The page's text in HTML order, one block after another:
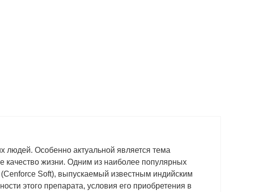
людей. Особенно актуальной является тема
качество жизни. Одним из наиболее популярных
Soft), выпускаемый известным индийским
этого препарата, условия его приобретения в